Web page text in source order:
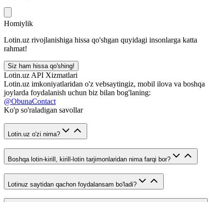
Homiylik
Lotin.uz rivojlanishiga hissa qo'shgan quyidagi insonlarga katta
rahmat!
Siz ham hissa qo'shing!
Lotin.uz API Xizmatlari
Lotin.uz imkoniyatlaridan o'z vebsaytingiz, mobil ilova va boshqa
joylarda foydalanish uchun biz bilan bog'laning:
@ObunaContact
Ko'p so'raladigan savollar
Lotin.uz o'zi nima?
Boshqa lotin-kirill, kirill-lotin tarjimonlaridan nima farqi bor?
Lotinuz saytidan qachon foydalansam bo'ladi?